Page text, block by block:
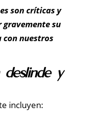
son críticas y
su
nuestros
y
incluyen: